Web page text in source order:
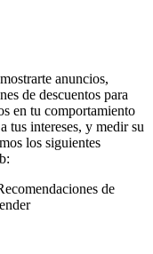
anuncios,
de descuentos para
en tu comportamiento
tus intereses, y medir su
los siguientes
de